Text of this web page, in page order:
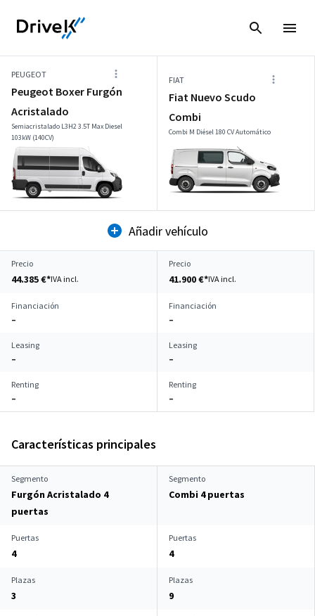
PEUGEOT
Peugeot Boxer Furgón
Acristalado
Semiacristalado L3H2 3.5T Max Diesel
103kW (140CV)
FIAT
Fiat Nuevo Scudo
Combi
Combi M Diésel 180 CV Automático
Añadir vehículo
Precio
44.385 €*IVA incl.
Precio
41.900 €*IVA incl.
Financiación
–
Financiación
–
Leasing
–
Leasing
–
Renting
–
Renting
–
Características principales
Segmento
Furgón Acristalado 4
puertas
Segmento
Combi 4 puertas
Puertas
4
Puertas
4
Plazas
3
Plazas
9